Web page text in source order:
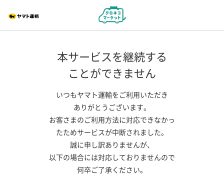
本サービスを継続する
ことができません
いつもヤマト運輸をご利用いただき
ありがとうございます。
お客さまのご利用方法に対応できなかっ
たためサービスが中断されました。
誠に申し訳ありませんが、
以下の場合には対応しておりませんので
何卒ご了承ください。